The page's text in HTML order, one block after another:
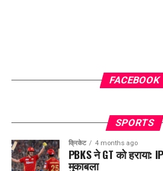
FACEBOOK
SPORTS
क्रिकेट 4 months ago
PBKS ने GT को हराया:
मुकाबला